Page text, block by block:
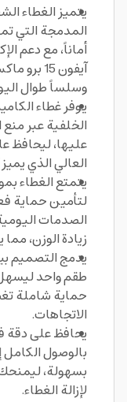
يتميز الغطاء
المدمجة التي
أماناً، مع دعم
آيفون
وسلساً طوال
يوفر غطاء
الخلفية عبر
عليها، ليحافظ
العالي الذي يميز
يتمتع الغطاء
لتأمين حماية
الصدمات
زيادة الوزن،
يدمج التصميم
طقم واحد ليسهل
حماية شاملة
الاتجاهات.
يحافظ على دقة
بسهولة،
لإزالة الغطاء.